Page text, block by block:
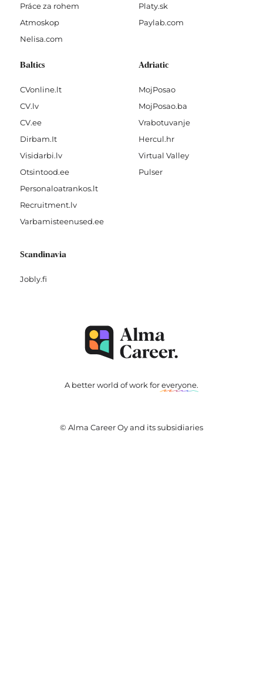
Práce za rohem
Atmoskop
Nelisa.com
Platy.sk
Paylab.com
Baltics
CVonline.lt
CV.lv
CV.ee
Dirbam.It
Visidarbi.lv
Otsintood.ee
Personaloatrankos.lt
Recruitment.lv
Varbamisteenused.ee
Adriatic
MojPosao
MojPosao.ba
Vrabotuvanje
Hercul.hr
Virtual Valley
Pulser
Scandinavia
Jobly.fi
A better world of work foreveryone.
© Alma Career Oy and its subsidiaries